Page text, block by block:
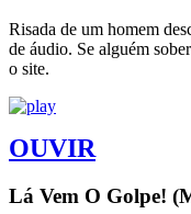
Risada de um homem
de áudio. Se alguém
o site.
OUVIR
Lá Vem O Golpe!